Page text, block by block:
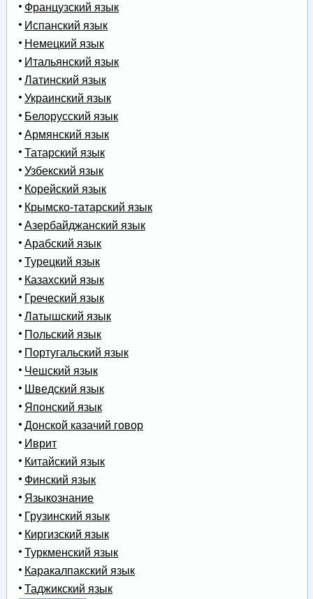
Французский язык
Испанский язык
Немецкий язык
Итальянский язык
Латинский язык
Украинский язык
Белорусский язык
Армянский язык
Татарский язык
Узбекский язык
Корейский язык
Крымско-татарский язык
Азербайджанский язык
Арабский язык
Турецкий язык
Казахский язык
Греческий язык
Латышский язык
Польский язык
Португальский язык
Чешский язык
Шведский язык
Японский язык
Донской казачий говор
Иврит
Китайский язык
Финский язык
Языкознание
Грузинский язык
Киргизский язык
Туркменский язык
Каракалпакский язык
Таджикский язык